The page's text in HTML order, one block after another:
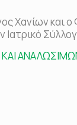
Χανίων και
Ιατρικό